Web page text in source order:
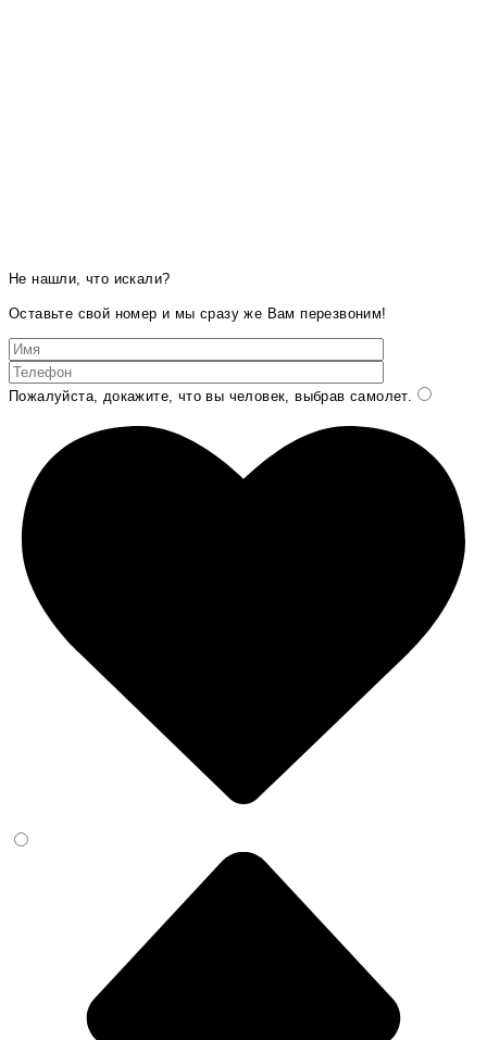
Не нашли, что искали?
Оставьте свой номер и мы сразу же Вам перезвоним!
Пожалуйста, докажите, что вы человек, выбрав самолет.